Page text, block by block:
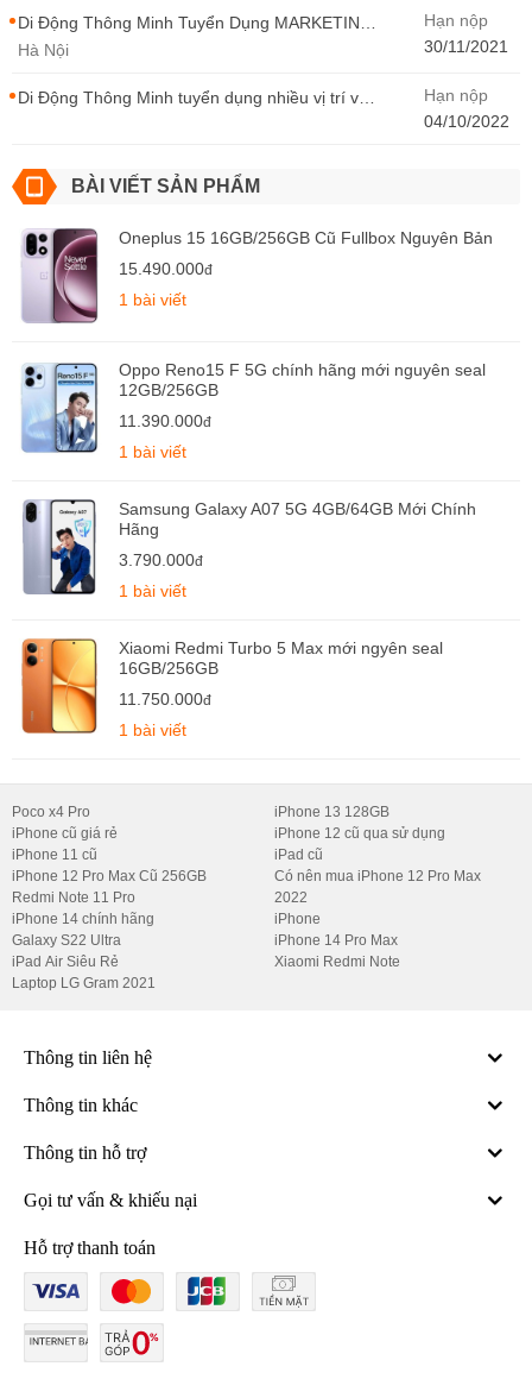
Di Động Thông Minh Tuyển Dụng MARKETING
- CONTENT WIRITER
Hà Nội
Hạn nộp
30/11/2021
Di Động Thông Minh tuyển dụng nhiều vị trí với
Hạn nộp
04/10/2022
BÀI VIẾT SẢN PHẨM
Oneplus 15 16GB/256GB Cũ Fullbox Nguyên Bản
15.490.000đ
1 bài viết
Oppo Reno15 F 5G chính hãng mới nguyên seal
12GB/256GB
11.390.000đ
1 bài viết
Samsung Galaxy A07 5G 4GB/64GB Mới Chính
Hãng
3.790.000đ
1 bài viết
Xiaomi Redmi Turbo 5 Max mới ngyên seal
16GB/256GB
11.750.000đ
1 bài viết
Poco x4 Pro
iPhone cũ giá rẻ
iPhone 11 cũ
iPhone 12 Pro Max Cũ 256GB
Redmi Note 11 Pro
iPhone 14 chính hãng
Galaxy S22 Ultra
iPad Air Siêu Rẻ
Laptop LG Gram 2021
iPhone 13 128GB
iPhone 12 cũ qua sử dụng
iPad cũ
Có nên mua iPhone 12 Pro Max
2022
iPhone
iPhone 14 Pro Max
Xiaomi Redmi Note
Thông tin liên hệ
Thông tin khác
Thông tin hỗ trợ
Gọi tư vấn & khiếu nại
Hỗ trợ thanh toán